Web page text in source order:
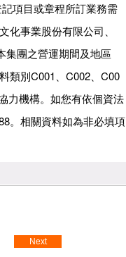
項目或章程所訂業務需
事業股份有限公司、
集團之營運期間及地區
類別C001、C002、C00
力機構。如您有依個資法
。相關資料如為非必填項
Next